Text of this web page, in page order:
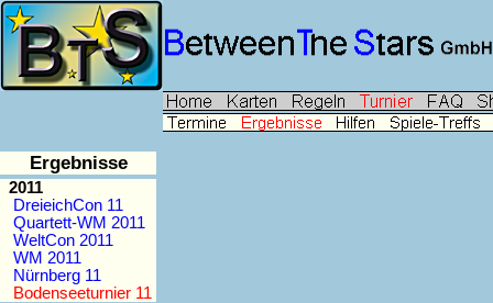
Ergebnisse
2011
DreieichCon 11
Quartett-WM 2011
WeltCon 2011
WM 2011
Nürnberg 11
Bodenseeturnier 11